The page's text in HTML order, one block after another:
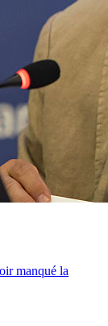
manqué la